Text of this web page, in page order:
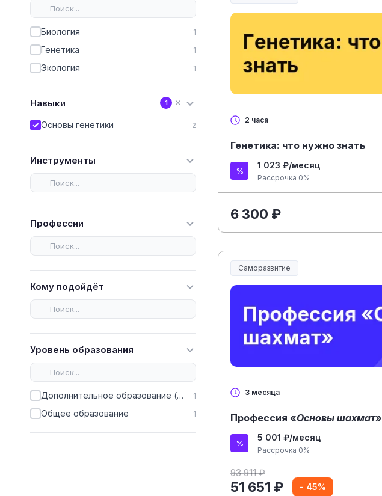
Биология 1
Генетика 1
Экология 1
Навыки 1 ✕
Основы генетики 2
Инструменты
Профессии
Кому подойдёт
Уровень образования
Дополнительное образование (ДПО) 1
Общее образование 1
2 часа
Генетика: что нужно знать
1 023 ₽/месяц
Рассрочка 0%
6 300 ₽
Саморазвитие
3 месяца
Профессия «Основы шахмат»
5 001 ₽/месяц
Рассрочка 0%
93 911 ₽
51 651 ₽ - 45%